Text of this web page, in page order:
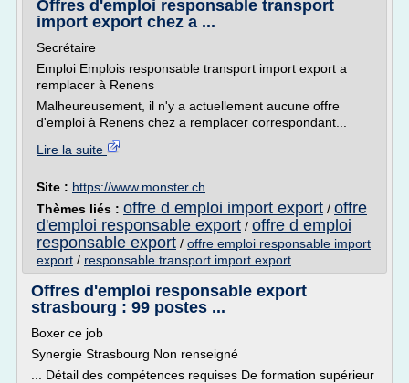
Offres d'emploi responsable transport
import export chez a ...
Secrétaire
Emploi Emplois responsable transport import export a
remplacer à Renens
Malheureusement, il n'y a actuellement aucune offre
d'emploi à Renens chez a remplacer correspondant...
Lire la suite
Site : https://www.monster.ch
Thèmes liés : offre d emploi import export / offre
d'emploi responsable export / offre d emploi
responsable export / offre emploi responsable import
export / responsable transport import export
Offres d'emploi responsable export
strasbourg : 99 postes ...
Boxer ce job
Synergie Strasbourg Non renseigné
... Détail des compétences requises De formation supérieur